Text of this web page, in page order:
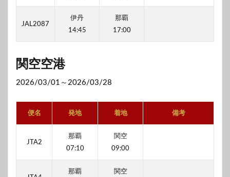
JAL2087
伊丹
14:45
那覇
17:00
関空空港
2026/03/01～2026/03/28
便名 発地 着地 備考
JTA2
那覇
07:10
関空
09:00
那覇
関空